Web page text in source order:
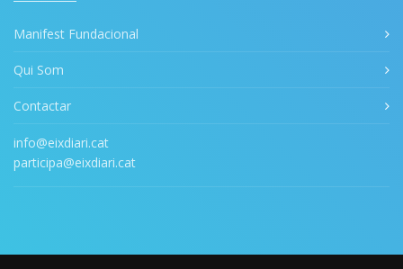
Manifest Fundacional
Qui Som
Contactar
info@eixdiari.cat
participa@eixdiari.cat